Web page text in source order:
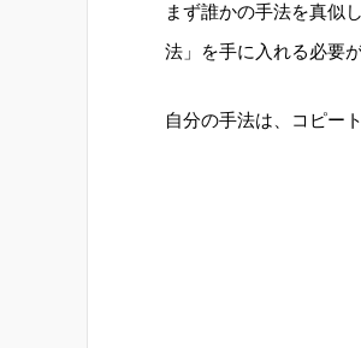
まず誰かの手法を真似
法」を手に入れる必要
自分の手法は、コピー